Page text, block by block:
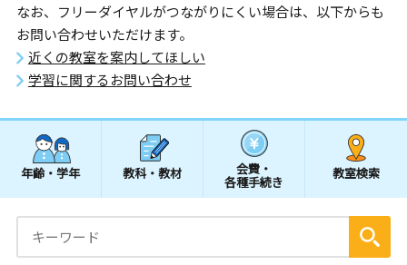
なお、フリーダイヤルがつながりにくい場合は、以下からも
お問い合わせいただけます。
近くの教室を案内してほしい
学習に関するお問い合わせ
年齢・学年 教科・教材 会費・
各種手続き
教室検索